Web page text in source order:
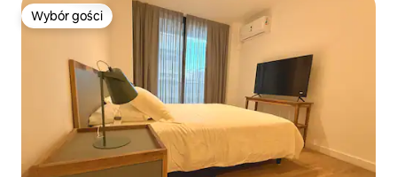
Wybór gości
Wybór gości